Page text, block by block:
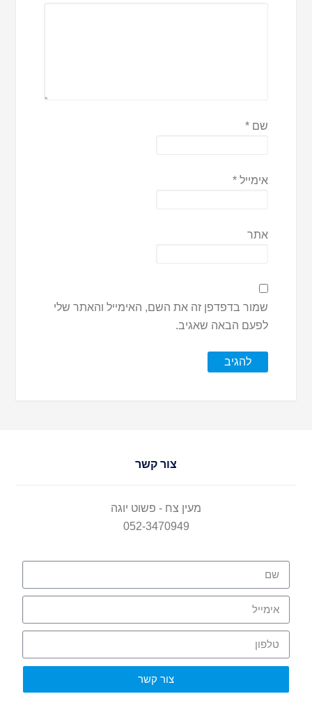
שם*
אימייל*
אתר
שמור בדפדפן זה את השם, האימייל והאתר שלי
לפעם הבאה שאגיב.
צור קשר
מעין צח - פשוט יוגה
052-3470949
צור קשר